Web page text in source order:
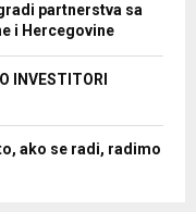
partnerstva sa
i Hercegovine
INVESTITORI
ako se radi, radimo